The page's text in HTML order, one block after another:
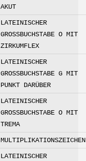
AKUT
LATEINISCHER
GROSSBUCHSTABE O MIT
ZIRKUMFLEX
LATEINISCHER
GROSSBUCHSTABE G MIT
PUNKT DARÜBER
LATEINISCHER
GROSSBUCHSTABE O MIT
TREMA
MULTIPLIKATIONSZEICHEN
LATEINISCHER